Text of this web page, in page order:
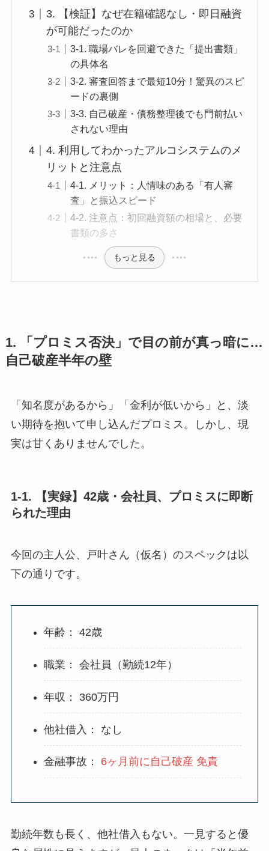
3. 【検証】なぜ在籍確認なし・即日融資
が可能だったのか
3-1. 職場バレを回避できた「提出書類」
の具体名
3-2. 審査回答まで最短10分！驚異のスピ
ードの裏側
3-3. 自己破産・債務整理後でも門前払い
されない理由
4. 利用してわかったアルコシステムのメ
リットと注意点
4-1. メリット：人情味のある「有人審
査」と振込スピード
4-2. 注意点：初回融資額の相場と、必要
書類の多さ
もっと見る
1. 「プロミス否決」で目の前が真っ暗に…
自己破産半年の壁
「知名度があるから」「金利が低いから」と、淡
い期待を抱いて申し込んだプロミス。しかし、現
実は甘くありませんでした。
1-1. 【実録】42歳・会社員、プロミスに即断
られた理由
今回の主人公、戸叶さん（仮名）のスペックは以
下の通りです。
年齢： 42歳
職業： 会社員（勤続12年）
年収： 360万円
他社借入： なし
金融事故： 6ヶ月前に自己破産 免責
勤続年数も長く、他社借入もない。一見すると優